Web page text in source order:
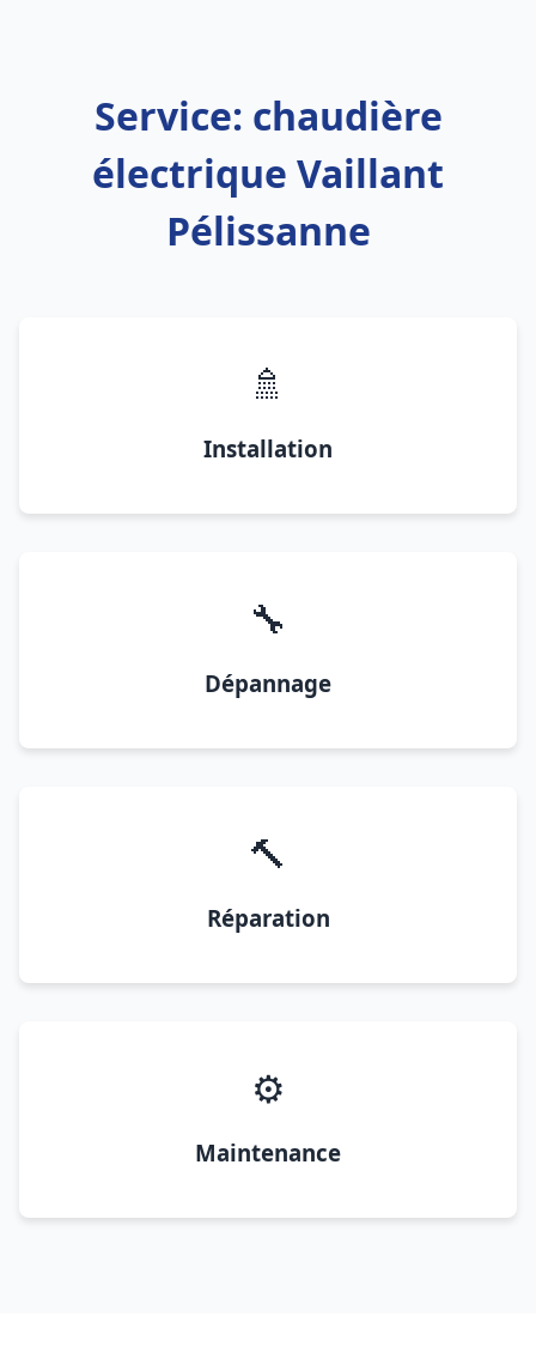
Service: chaudière
électrique Vaillant
Pélissanne
🚿
Installation
🔧
Dépannage
🔨
Réparation
⚙️
Maintenance